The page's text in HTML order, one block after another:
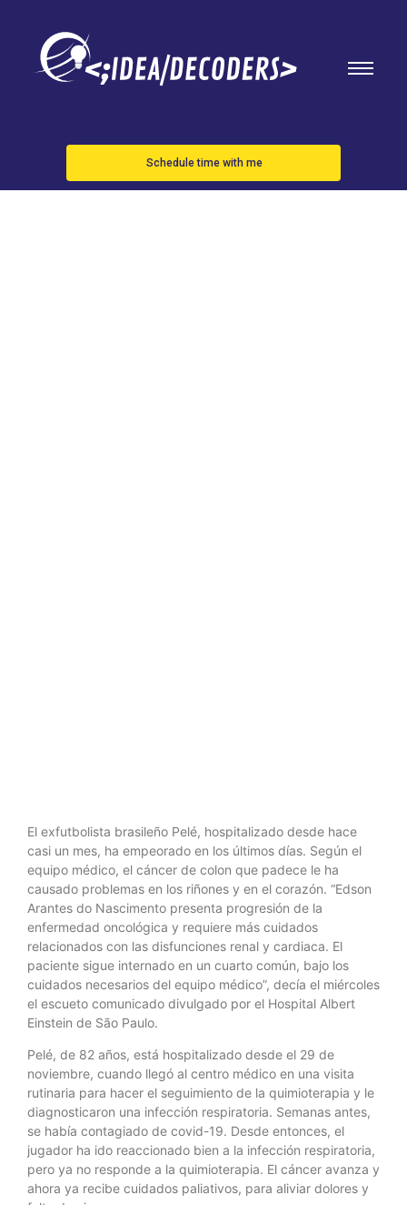
Schedule time with me
El cáncer
El exfutbolista brasileño Pelé, hospitalizado desde hace
casi un mes, ha empeorado en los últimos días. Según el
equipo médico, el cáncer de colon que padece le ha
causado problemas en los riñones y en el corazón. “Edson
Arantes do Nascimento presenta progresión de la
enfermedad oncológica y requiere más cuidados
relacionados con las disfunciones renal y cardiaca. El
paciente sigue internado en un cuarto común, bajo los
cuidados necesarios del equipo médico”, decía el miércoles
el escueto comunicado divulgado por el Hospital Albert
Einstein de São Paulo.
Pelé, de 82 años, está hospitalizado desde el 29 de
noviembre, cuando llegó al centro médico en una visita
rutinaria para hacer el seguimiento de la quimioterapia y le
diagnosticaron una infección respiratoria. Semanas antes,
se había contagiado de covid-19. Desde entonces, el
jugador ha ido reaccionado bien a la infección respiratoria,
pero ya no responde a la quimioterapia. El cáncer avanza y
ahora ya recibe cuidados paliativos, para aliviar dolores y